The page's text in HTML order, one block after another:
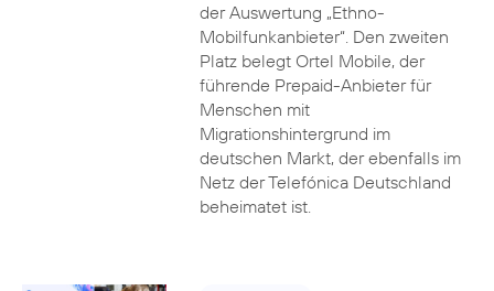
der Auswertung „Ethno-
Mobilfunkanbieter“. Den zweiten
Platz belegt Ortel Mobile, der
führende Prepaid-Anbieter für
Menschen mit
Migrationshintergrund im
deutschen Markt, der ebenfalls im
Netz der Telefónica Deutschland
beheimatet ist.